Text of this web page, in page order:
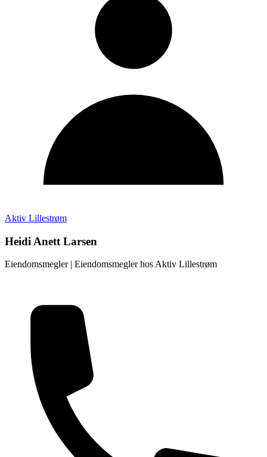
Aktiv Lillestrøm
Heidi Anett Larsen
Eiendomsmegler| Eiendomsmegler hos Aktiv Lillestrøm